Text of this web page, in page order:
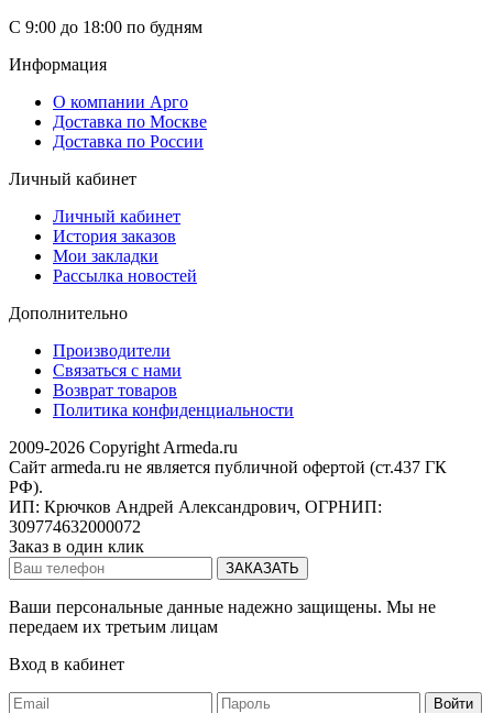
С 9:00 до 18:00 по будням
Информация
О компании Арго
Доставка по Москве
Доставка по России
Личный кабинет
Личный кабинет
История заказов
Мои закладки
Рассылка новостей
Дополнительно
Производители
Связаться с нами
Возврат товаров
Политика конфиденциальности
2009-2026 Copyright Armeda.ru
Сайт armeda.ru не является публичной офертой (ст.437 ГК
РФ).
ИП: Крючков Андрей Александрович, ОГРНИП:
309774632000072
Заказ в один клик
Ваши персональные данные надежно защищены. Мы не
передаем их третьим лицам
Вход в кабинет